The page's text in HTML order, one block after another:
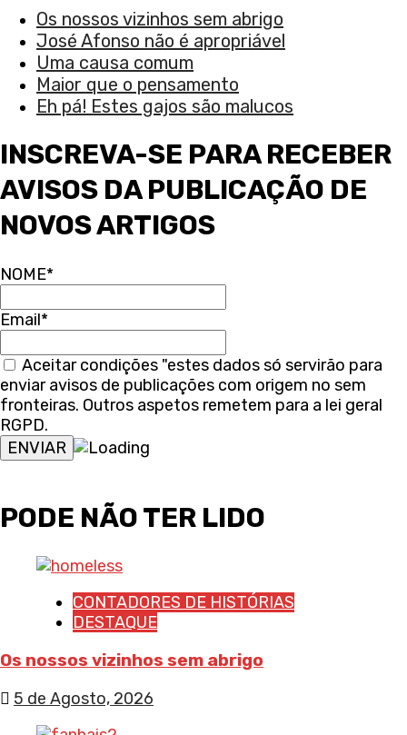
Os nossos vizinhos sem abrigo
José Afonso não é apropriável
Uma causa comum
Maior que o pensamento
Eh pá! Estes gajos são malucos
INSCREVA-SE PARA RECEBER
AVISOS DA PUBLICAÇÃO DE
NOVOS ARTIGOS
NOME*
Email*
Aceitar condições "estes dados só servirão para
enviar avisos de publicações com origem no sem
fronteiras. Outros aspetos remetem para a lei geral
RGPD.
PODE NÃO TER LIDO
CONTADORES DE HISTÓRIAS
DESTAQUE
Os nossos vizinhos sem abrigo
5 de Agosto, 2026